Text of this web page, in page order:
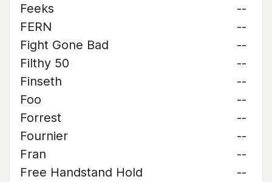
Feeks
--
FERN
--
Fight Gone Bad
--
Filthy 50
--
Finseth
--
Foo
--
Forrest
--
Fournier
--
Fran
--
Free Handstand Hold
--